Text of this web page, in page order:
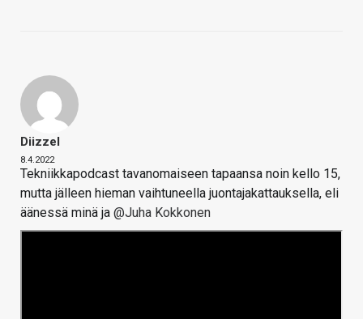
Diizzel
8.4.2022
Tekniikkapodcast tavanomaiseen tapaansa noin kello 15,
mutta jälleen hieman vaihtuneella juontajakattauksella, eli
äänessä minä ja @Juha Kokkonen